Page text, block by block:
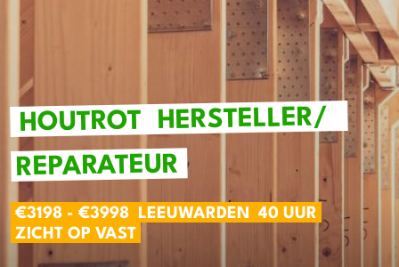
HOUTROT HERSTELLER/
REPARATEUR
€3198 - €3998 LEEUWARDEN
40 UUR
ZICHT OP VAST